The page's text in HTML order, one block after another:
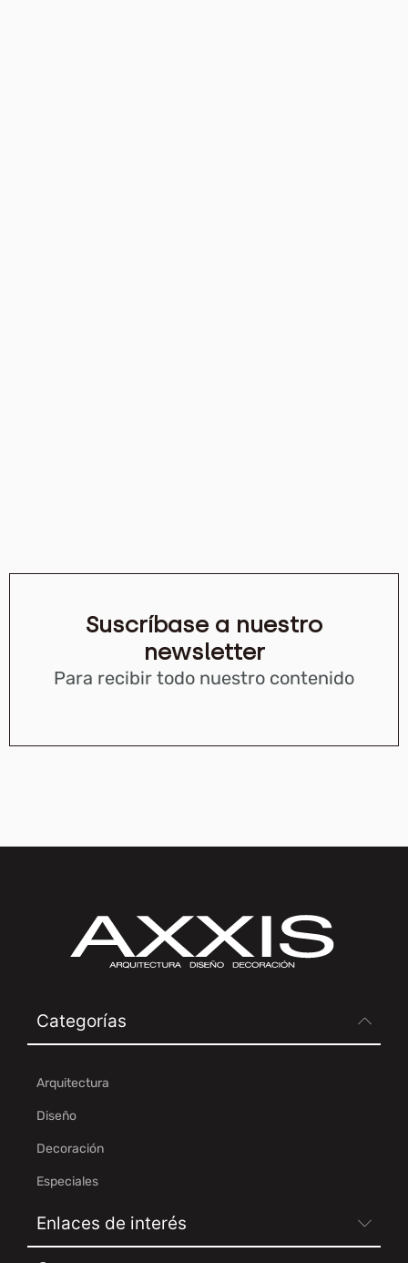
Suscríbase a nuestro
newsletter
Para recibir todo nuestro contenido
Categorías
Arquitectura
Diseño
Decoración
Especiales
Enlaces de interés